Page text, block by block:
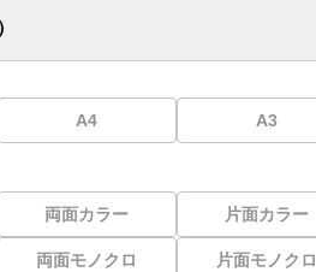
A4 A3
両面カラー 片面カラー
両面モノクロ 片面モノクロ